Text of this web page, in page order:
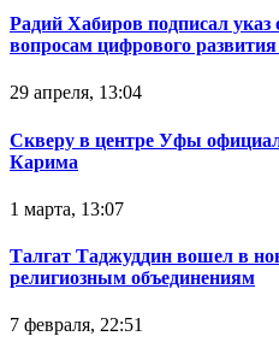
Радий Хабиров подписал указ
вопросам цифрового
29 апреля, 13:04
Скверу в центре Уфы
Карима
1 марта, 13:07
Талгат Таджуддин вошел в
религиозным объединениям
7 февраля, 22:51